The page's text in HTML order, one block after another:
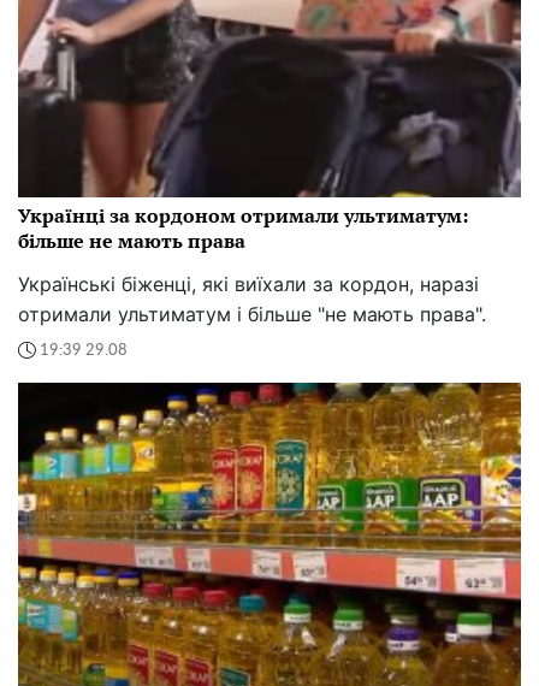
Українці за кордоном отримали ультиматум:
більше не мають права
Українські біженці, які виїхали за кордон, наразі
отримали ультиматум і більше "не мають права".
19:39 29.08